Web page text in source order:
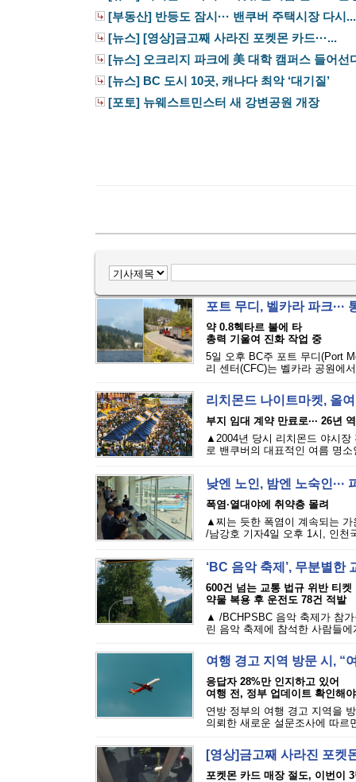
[부동산] 반등도 잠시··· 밴쿠버 주택시장 다시...
[뉴스] [영상]금고째 사라진 포켓몬 카드···...
[뉴스] 오크리지 파크에 美 대학 캠퍼스 들어선
[뉴스] BC 도시 10곳, 캐나다 최악 ‘대기질’
[포토] 뉴웨스트민스터 새 강변공원 개장
포트 무디, 벨카라 파크···
약 0.8헥타르 불에 타
총력 기울여 진화 작업 중
5일 오후 BC주 포트 무디(Port
리 센터(CFC)는 벨카라 공원에
리치몬드 나이트마켓, 올
부지 임대 계약 만료로··· 26년
▲2004년 당시 리치몬드 야시장
로 밴쿠버의 대표적인 여름 명
낮엔 노인, 밤엔 노숙인
폭염·열대야에 취약층 몰려
▲찌는 듯한 폭염이 계속되는 가
/남강호 기자4일 오후 1시, 인천
‘BC 음악 축제’, 무분별
600건 넘는 교통 법규 위반 티켓
약물 복용 후 운전도 78건 적발
▲ /BCHPSBC 음악 축제가 참
린 음악 축제에 참석한 사람들
여행 경고 지역 방문 시, “
응답자 28%만 인지하고 있어
여행 전, 정부 업데이트 확인해야
연방 정부의 여행 경고 지역을
의뢰한 새로운 설문조사에 따르
[영상]금고째 사라진 포켓
포켓몬 카드 매장 절도, 이번이